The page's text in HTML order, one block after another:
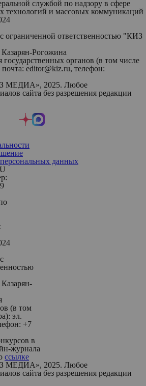
службой по надзору в сфере
технологий и массовых коммуникаций
ограниченной ответственностью "КИЗ
Рогожина
органов (в том числе
почта: editor@kiz.ru, телефон:
МЕДИА», 2025. Любое
сайта без разрешения редакции
данных
(в том
эл.
+7
в
журнала
ссылке
МЕДИА», 2025. Любое
сайта без разрешения редакции